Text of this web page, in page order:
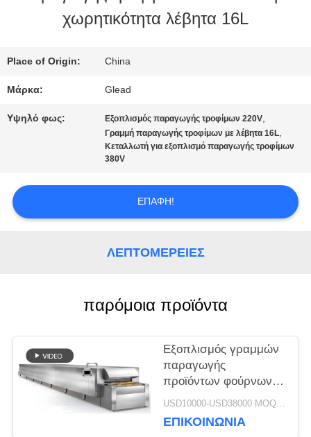
ΕΜΆΣ
ΕΠΙΣΚΈΨΕΙΣ
ΕΡΓΟΣΤΆΣΙΟ
ΈΛΕΓΧΟΣ
ΠΟΙΌΤΗΤΑΣ
ΕΙΔΉΣΕΙΣ
ΖΗΤΉΣΤΕ
ΜΙΑ
ΠΡΟΣΦΟΡΆ
χωρητικότητα λέβητα 16L
Place of Origin: China
Μάρκα: Glead
Υψηλό φως: Εξοπλισμός παραγωγής τροφίμων 220V,
Γραμμή παραγωγής τροφίμων με λέβητα 16L,
Κεταλλωτή για εξοπλισμό παραγωγής τροφίμων
380V
ΕΠΑΦΉ!
ΛΕΠΤΟΜΈΡΕΙΕΣ
παρόμοια προϊόντα
Εξοπλισμός γραμμών
παραγωγής
προϊόντων φούρνων
σηράγγων για τη
φραντζολών
USD10000-USD38000 MOQ:1+piece
ΕΠΙΚΟΙΝΩΝΊΑ